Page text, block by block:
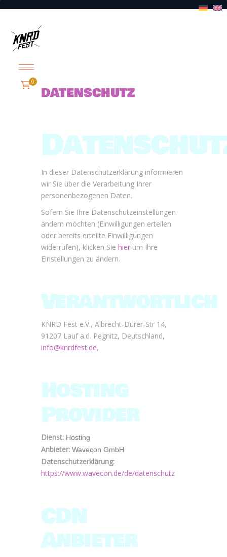
0
DATENSCHUTZ
In dieser Datenschutzerklärung informieren
wir Sie über die Verarbeitung Ihrer
personenbezogenen Daten.
Sofern Sie Ihre Datenschutzeinstellungen
ändern möchten (Einwilligungen erteilen
oder bereits erteilte Einwilligungen
widerrufen), klicken Sie hierum Ihre
Einstellungen zu ändern.
Verantwortlich
KNRD Fest e.V., Albrecht-Dürer-Str 14,
91207 Lauf a.d. Pegnitz, Deutschland,
info@knrdfest.de,
Hosting
Provider
Dienst: Hosting
Anbieter: Wavecon GmbH
Datenschutzerklärung:
https://www.wavecon.de/de/datenschutz
CDN
Anbieter